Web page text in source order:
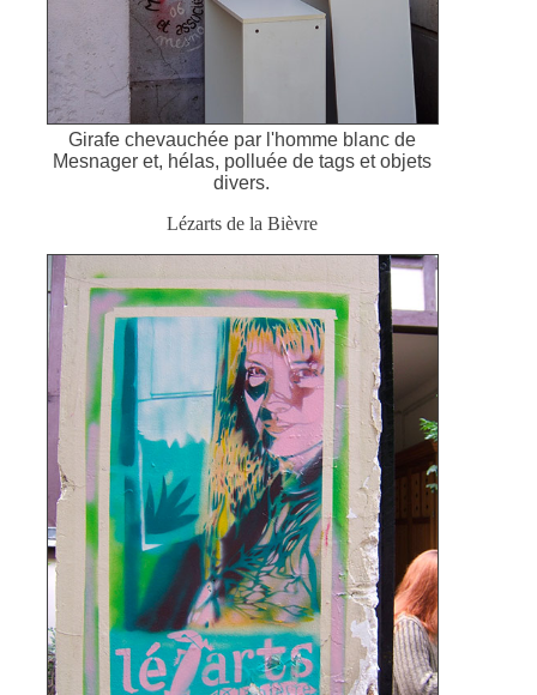
Girafe chevauchée par l'homme blanc de
Mesnager et, hélas, polluée de tags et objets
divers.
Lézarts de la Bièvre